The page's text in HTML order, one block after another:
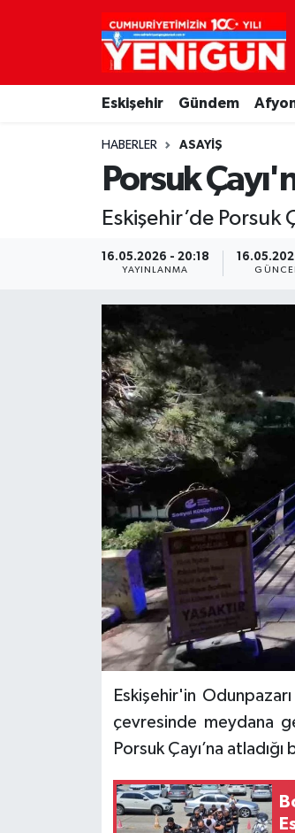
Eskişehir Gündem
HABERLER ASAYIŞ
Porsuk
Eskişehir’de
16.05.2026 - 20:18
YAYINLANMA
Eskişehir'in
çevresinde meydana
Porsuk Çayı’na
Nöbetçi Eczaneler
Hava Durumu
Haber Arşivi